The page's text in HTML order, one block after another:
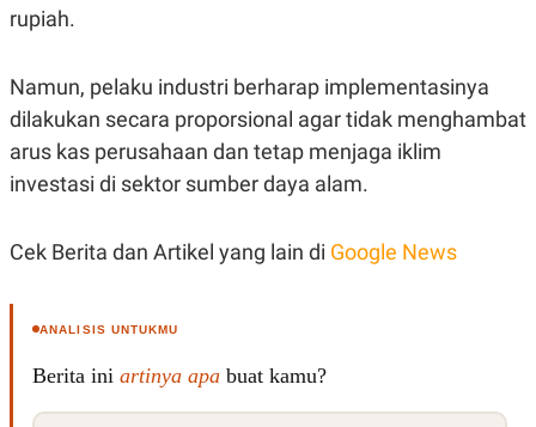
PEDOMAN
PEMBERITAAN
PRIVACY
POLICY
rupiah.
Namun, pelaku industri berharap implementasinya
dilakukan secara proporsional agar tidak menghambat
arus kas perusahaan dan tetap menjaga iklim
investasi di sektor sumber daya alam.
Cek Berita dan Artikel yang lain di Google News
ANALISIS UNTUKMU
Berita ini artinya apa buat kamu?